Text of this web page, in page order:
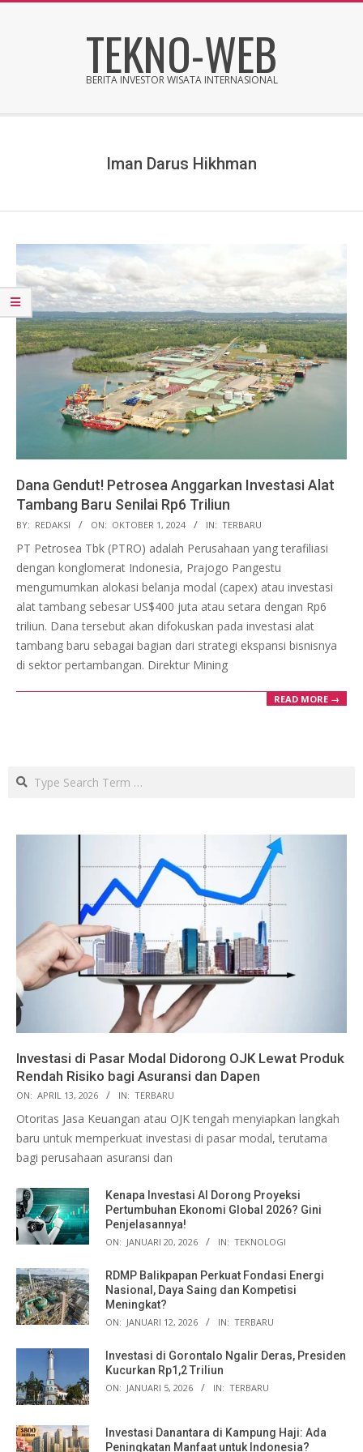
TEKNO-WEB
BERITA INVESTOR WISATA INTERNASIONAL
Iman Darus Hikhman
Dana Gendut! Petrosea Anggarkan Investasi Alat
Tambang Baru Senilai Rp6 Triliun
2024-
10-
01
BY: REDAKSI ON: OKTOBER 1, 2024 IN: TERBARU
PT Petrosea Tbk (PTRO) adalah Perusahaan yang terafiliasi
dengan konglomerat Indonesia, Prajogo Pangestu
mengumumkan alokasi belanja modal (capex) atau investasi
alat tambang sebesar US$400 juta atau setara dengan Rp6
triliun. Dana tersebut akan difokuskan pada investasi alat
tambang baru sebagai bagian dari strategi ekspansi bisnisnya
di sektor pertambangan. Direktur Mining
READ MORE →
Search
Investasi di Pasar Modal Didorong OJK Lewat Produk
Rendah Risiko bagi Asuransi dan Dapen
ON: APRIL 13, 2026 IN: TERBARU
Otoritas Jasa Keuangan atau OJK tengah menyiapkan langkah
baru untuk memperkuat investasi di pasar modal, terutama
bagi perusahaan asuransi dan
Kenapa Investasi AI Dorong Proyeksi
Pertumbuhan Ekonomi Global 2026? Gini
Penjelasannya!
ON: JANUARI 20, 2026 IN: TEKNOLOGI
RDMP Balikpapan Perkuat Fondasi Energi
Nasional, Daya Saing dan Kompetisi
Meningkat?
ON: JANUARI 12, 2026 IN: TERBARU
Investasi di Gorontalo Ngalir Deras, Presiden
Kucurkan Rp1,2 Triliun
ON: JANUARI 5, 2026 IN: TERBARU
Investasi Danantara di Kampung Haji: Ada
Peningkatan Manfaat untuk Indonesia?